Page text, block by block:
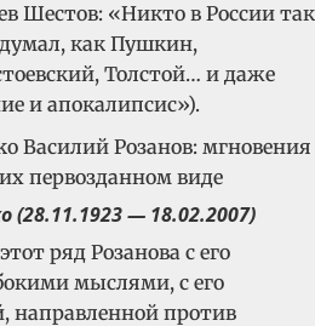
Шестов: «Никто в России так
думал, как Пушкин,
Толстой… и даже
и апокалипсис»).
(28.11.1923 — 18.02.2007)
ряд Розанова с его
мыслями, с его
направленной против